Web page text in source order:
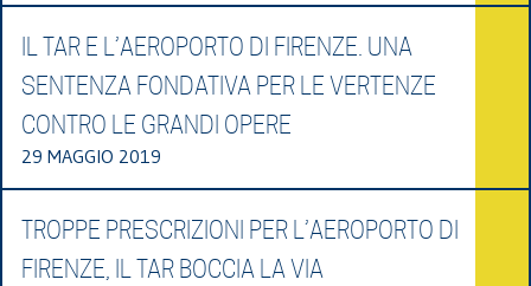
IL TAR E L’AEROPORTO DI FIRENZE. UNA
SENTENZA FONDATIVA PER LE VERTENZE
CONTRO LE GRANDI OPERE
29 MAGGIO 2019
TROPPE PRESCRIZIONI PER L’AEROPORTO DI
FIRENZE, IL TAR BOCCIA LA VIA